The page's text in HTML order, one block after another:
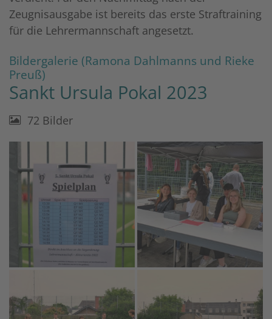
Zeugnisausgabe ist bereits das erste Straftraining
für die Lehrermannschaft angesetzt.
Bildergalerie (Ramona Dahlmanns und Rieke
Preuß)
Sankt Ursula Pokal 2023
72 Bilder